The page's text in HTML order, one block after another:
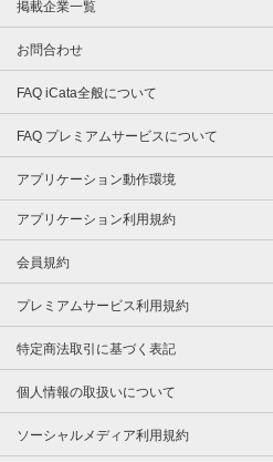
掲載企業一覧
お問合わせ
FAQ iCata全般について
FAQ プレミアムサービスについて
アプリケーション動作環境
アプリケーション利用規約
会員規約
プレミアムサービス利用規約
特定商法取引に基づく表記
個人情報の取扱いについて
ソーシャルメディア利用規約